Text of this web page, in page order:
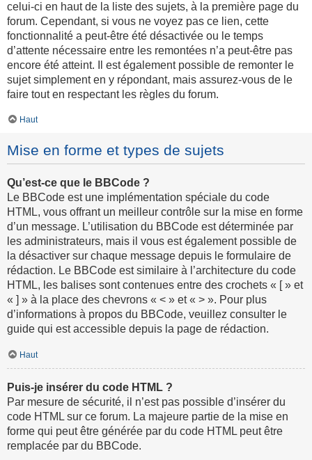
celui-ci en haut de la liste des sujets, à la première page du
forum. Cependant, si vous ne voyez pas ce lien, cette
fonctionnalité a peut-être été désactivée ou le temps
d’attente nécessaire entre les remontées n’a peut-être pas
encore été atteint. Il est également possible de remonter le
sujet simplement en y répondant, mais assurez-vous de le
faire tout en respectant les règles du forum.
Haut
Mise en forme et types de sujets
Qu’est-ce que le BBCode ?
Le BBCode est une implémentation spéciale du code
HTML, vous offrant un meilleur contrôle sur la mise en forme
d’un message. L’utilisation du BBCode est déterminée par
les administrateurs, mais il vous est également possible de
la désactiver sur chaque message depuis le formulaire de
rédaction. Le BBCode est similaire à l’architecture du code
HTML, les balises sont contenues entre des crochets « [ » et
« ] » à la place des chevrons « < » et « > ». Pour plus
d’informations à propos du BBCode, veuillez consulter le
guide qui est accessible depuis la page de rédaction.
Haut
Puis-je insérer du code HTML ?
Par mesure de sécurité, il n’est pas possible d’insérer du
code HTML sur ce forum. La majeure partie de la mise en
forme qui peut être générée par du code HTML peut être
remplacée par du BBCode.